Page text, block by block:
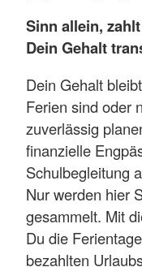
Sinn allein,
Dein Gehalt
Dein Gehalt
Ferien sind oder
zuverlässig
finanzielle
Schulbegleitung
Nur werden hier
gesammelt. Mit
Du die
bezahlten